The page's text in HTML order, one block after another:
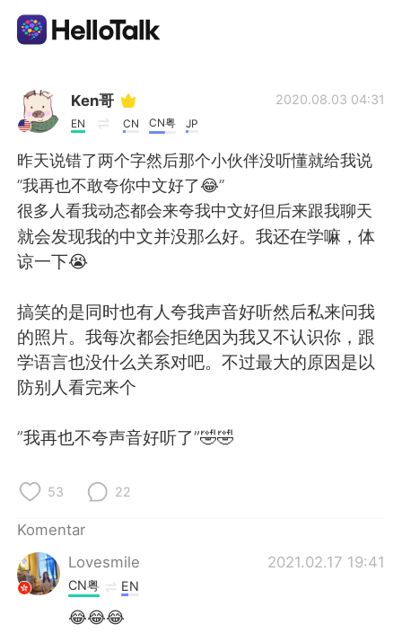
Aplikasi Pertukaran Bahasa
AI Grammar Checker
Indonesia
English
繁體中文 Español
العربية Français
ไทย
Português
Ken哥
EN CN CN粤 JP
2020.08.03 04:31
昨天说错了两个字然后那个小伙伴没听懂就给我说
”我再也不敢夸你中文好了😂”
很多人看我动态都会来夸我中文好但后来跟我聊天
就会发现我的中文并没那么好。我还在学嘛，体
谅一下😭
搞笑的是同时也有人夸我声音好听然后私来问我
的照片。我每次都会拒绝因为我又不认识你，跟
学语言也没什么关系对吧。不过最大的原因是以
防别人看完来个
”我再也不夸声音好听了”🤣🤣
53 22
Komentar
Lovesmile
2021.02.17 19:41
CN粤 EN
😂😂😂